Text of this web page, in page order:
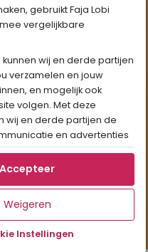
Webapp
Community:
geprobeerd?: GIF
in:
Administratiekantoor
reserved.
gebruikt Faja Lobi
vergelijkbare
wij en derde partijen
verzamelen en jouw
en mogelijk ook
volgen. Met deze
wij en derde partijen de
en advertenties
en profiel. Daarnaast
informatie delen via
klikt, dan geef je Faja
cookies voor social
voorkeuren te
Instellingen
Accepteer
Weigeren